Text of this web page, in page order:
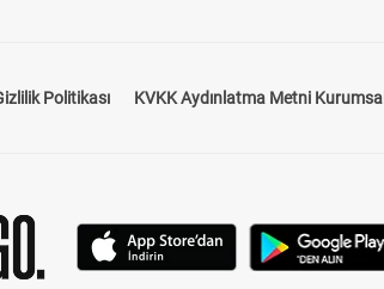
Politikası KVKK Aydınlatma Metni Kurumsal